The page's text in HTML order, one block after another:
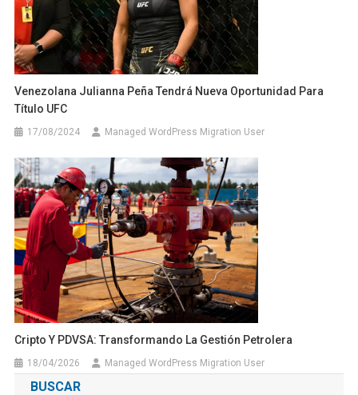
Venezolana Julianna Peña Tendrá Nueva Oportunidad Para
Título UFC
17/08/2024 Managed WordPress Migration User
Cripto Y PDVSA: Transformando La Gestión Petrolera
18/04/2026 Managed WordPress Migration User
BUSCAR